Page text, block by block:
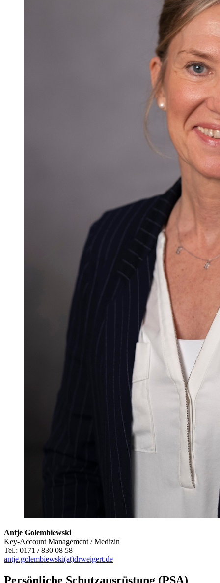
Antje Golembiewski
Key-Account Management / Medizin
Tel.: 0171 / 830 08 58
antje.golembiewski(at)drweigert.de
Persönliche Schutzausrüstung (PSA)